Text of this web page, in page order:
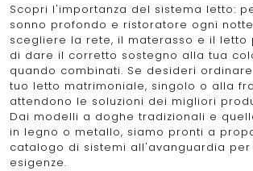
Scopri l'importanza del sistema letto:
sonno profondo e ristoratore ogni
scegliere la rete, il materasso e il letto
di dare il corretto sostegno alla tua
quando combinati. Se desideri
tuo letto matrimoniale, singolo o alla
attendono le soluzioni dei migliori
Dai modelli a doghe tradizionali e
in legno o metallo, siamo pronti a
catalogo di sistemi all'avanguardia per
esigenze.